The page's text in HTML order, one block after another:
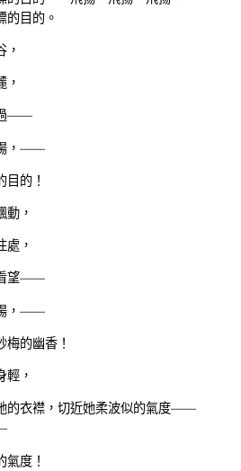
目的。
，
，
過——
，——
目的！
動，
處，
望——
，——
梅的幽香！
輕，
的衣襟，切近她柔波似的氣度——
氣度！